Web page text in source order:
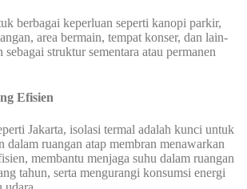
berbagai keperluan seperti kanopi parkir,
area bermain, tempat konser, dan lain-
struktur sementara atau permanen
Efisien
Jakarta, isolasi termal adalah kunci untuk
dalam ruangan atap membran menawarkan
membantu menjaga suhu dalam ruangan
tahun, serta mengurangi konsumsi energi